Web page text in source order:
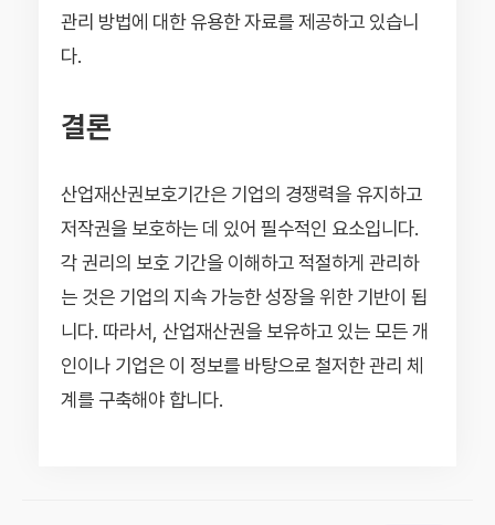
관리 방법에 대한 유용한 자료를 제공하고 있습니
다.
결론
산업재산권보호기간은 기업의 경쟁력을 유지하고
저작권을 보호하는 데 있어 필수적인 요소입니다.
각 권리의 보호 기간을 이해하고 적절하게 관리하
는 것은 기업의 지속 가능한 성장을 위한 기반이 됩
니다. 따라서, 산업재산권을 보유하고 있는 모든 개
인이나 기업은 이 정보를 바탕으로 철저한 관리 체
계를 구축해야 합니다.